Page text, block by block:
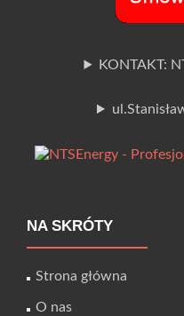
KONTAKT:
NA SKRÓTY
Strona główna
O nas